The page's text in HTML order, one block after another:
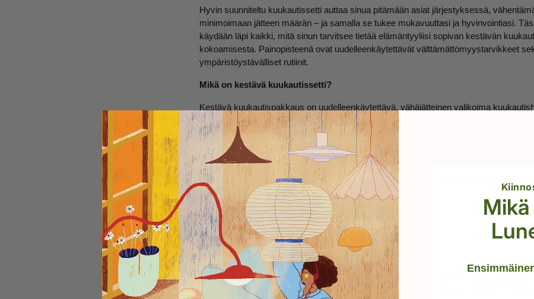
Hyvin suunniteltu kuukautissetti auttaa sinua pitämään asiat järjestyksessä,
minimoimaan jätteen määrän – ja samalla se tukee mukavuuttasi ja hyvinvointiasi.
käydään läpi kaikki, mitä sinun tarvitsee tietää elämäntyyliisi sopivan kestävän
kokoamisesta. Painopisteenä ovat uudelleenkäytettävät välttämättömyystarvikkeet
ympäristöystävälliset rutiinit.
Mikä on kestävä kuukautissetti?
Kestävä kuukautispakkaus on uudelleenkäytettävä, vähäjätteinen valikoima
välttämättömyystarvikkeita, jotka on suunniteltu tukemaan sinua koko kuukautiskierron
töissä, koulussa tai matkoilla. Toisin kuin perinteiset hätäpakkaukset, jotka perustuvat
tuotteisiin, kestävä pakkaus keskittyy pitkäikäisiin, pestäviin tuotteisiin, jotka vähentävät
ympäristövaikutuksia ja tarjoavat jatkuvaa mukavuutta.
Tyypilliseen kestokäyttöiseen kuukautissarjaan kuuluu muun muassa seuraavia
kuukautiskuppi tai -levy,
kuukautisalusvaatteet tai uudelleenkäytettävät siteet,
vedenpitävä tai hengittävä säilytyspussi,
hellävaraiset puhdistusaineet
valinnaiset mukavuusvarusteet
Kestävä kuukautissetti tulisi aina olla muokattavissa, sillä tarpeemme muuttuvat
Se, mikä sopii opiskelijalle, joka arvostaa huomaamattomia ja helposti saatavilla olevia